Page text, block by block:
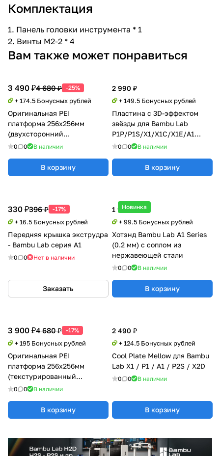
Комплектация
1. Панель головки инструмента * 1
2. Винты M2-2 * 4
Вам также может понравиться
3 490 ₽4 680 ₽ -25%
+ 174.5 Бонусных рублей
Оригинальная PEI
платформа 256x256мм
(двухсторонний
текстурированный PEI)
0 0 В наличии
В корзину
2 990 ₽
+ 149.5 Бонусных рублей
Пластина с 3D-эффектом
звёзды для Bambu Lab
P1P/P1S/X1/X1C/X1E/A1
FAP016-N
0 0 В наличии
В корзину
Новинка
1 990 ₽
+ 99.5 Бонусных рублей
Хотэнд Bambu Lab A1 Series
(0.2 мм) с соплом из
нержавеющей стали
0 0 В наличии
В корзину
3 900 ₽4 680 ₽ -17%
+ 195 Бонусных рублей
Оригинальная PEI
платформа 256x256мм
(текстурированный
PEI+гладкий PEI) Bambu Lab
0 0 В наличии
В корзину
2 490 ₽
+ 124.5 Бонусных рублей
Cool Plate Mellow для Bambu
Lab X1 / P1 / A1 / P2S / X2D
0 0 В наличии
В корзину
330 ₽396 ₽ -17%
+ 16.5 Бонусных рублей
Передняя крышка экструдра
- Bambu Lab серия A1
0 0 Нет в наличии
Заказать